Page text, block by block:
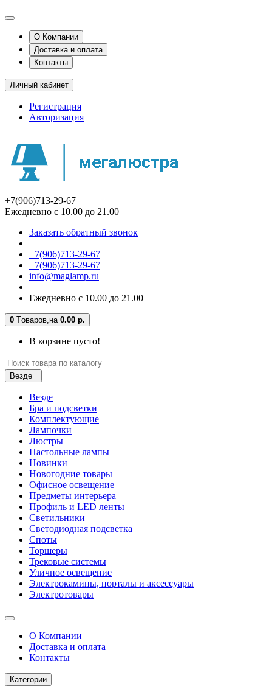
О Компании
Доставка и оплата
Контакты
Личный кабинет
Регистрация
Авторизация
+7(906)713-29-67
Ежедневно с 10.00 до 21.00
Заказать обратный звонок
+7(906)713-29-67
+7(906)713-29-67
info@maglamp.ru
Ежедневно с 10.00 до 21.00
0 Tоваров,на 0.00 р.
В корзине пусто!
Везде
Везде
Бра и подсветки
Комплектующие
Лампочки
Люстры
Настольные лампы
Новинки
Новогодние товары
Офисное освещение
Предметы интерьера
Профиль и LED ленты
Светильники
Светодиодная подсветка
Споты
Торшеры
Трековые системы
Уличное освещение
Электрокамины, порталы и аксессуары
Электротовары
О Компании
Доставка и оплата
Контакты
Категории